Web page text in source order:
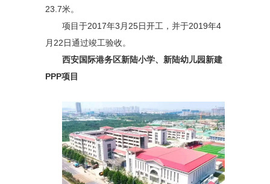
23.7米。
项目于2017年3月25日开工，并于2019年4
月22日通过竣工验收。
西安国际港务区新陆小学、新陆幼儿园新建
PPP项目